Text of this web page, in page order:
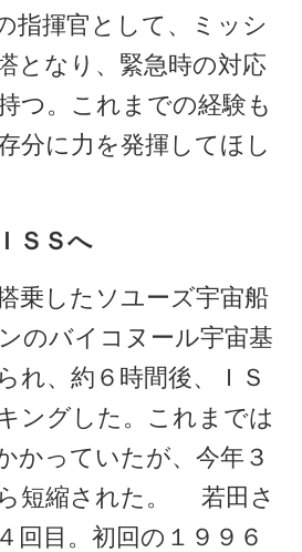
指揮官として、ミッシ
となり、緊急時の対応
つ。これまでの経験も
分に力を発揮してほし
ＳＳへ
乗したソユーズ宇宙船
のバイコヌール宇宙基
れ、約６時間後、ＩＳ
ングした。これまでは
かっていたが、今年３
短縮された。 若田さ
回目。初回の１９９６